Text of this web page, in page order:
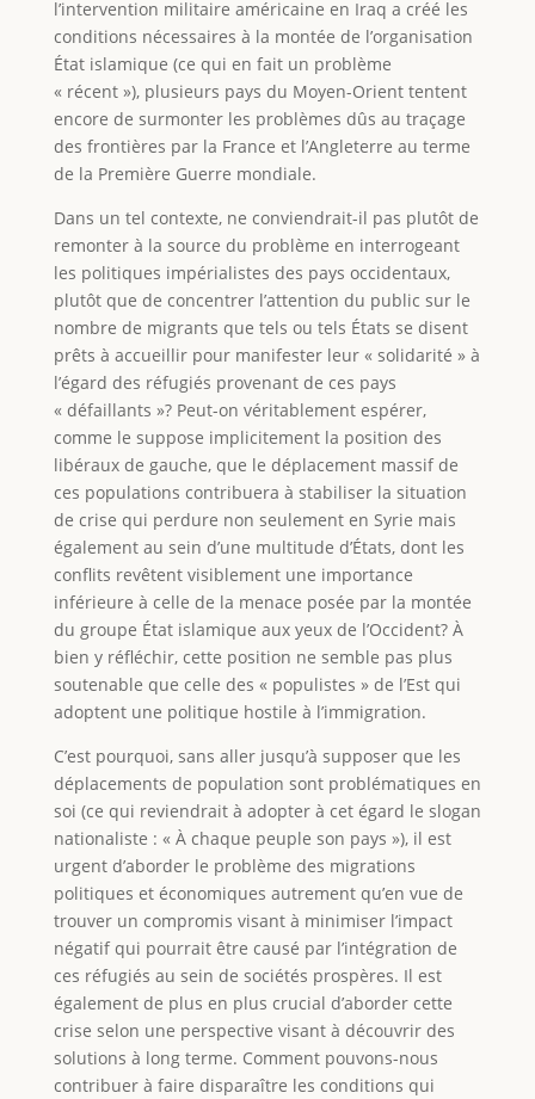
l’intervention militaire américaine en Iraq a créé les
conditions nécessaires à la montée de l’organisation
État islamique (ce qui en fait un problème
« récent »), plusieurs pays du Moyen-Orient tentent
encore de surmonter les problèmes dûs au traçage
des frontières par la France et l’Angleterre au terme
de la Première Guerre mondiale.
Dans un tel contexte, ne conviendrait-il pas plutôt de
remonter à la source du problème en interrogeant
les politiques impérialistes des pays occidentaux,
plutôt que de concentrer l’attention du public sur le
nombre de migrants que tels ou tels États se disent
prêts à accueillir pour manifester leur « solidarité » à
l’égard des réfugiés provenant de ces pays
« défaillants »? Peut-on véritablement espérer,
comme le suppose implicitement la position des
libéraux de gauche, que le déplacement massif de
ces populations contribuera à stabiliser la situation
de crise qui perdure non seulement en Syrie mais
également au sein d’une multitude d’États, dont les
conflits revêtent visiblement une importance
inférieure à celle de la menace posée par la montée
du groupe État islamique aux yeux de l’Occident? À
bien y réfléchir, cette position ne semble pas plus
soutenable que celle des « populistes » de l’Est qui
adoptent une politique hostile à l’immigration.
C’est pourquoi, sans aller jusqu’à supposer que les
déplacements de population sont problématiques en
soi (ce qui reviendrait à adopter à cet égard le slogan
nationaliste : « À chaque peuple son pays »), il est
urgent d’aborder le problème des migrations
politiques et économiques autrement qu’en vue de
trouver un compromis visant à minimiser l’impact
négatif qui pourrait être causé par l’intégration de
ces réfugiés au sein de sociétés prospères. Il est
également de plus en plus crucial d’aborder cette
crise selon une perspective visant à découvrir des
solutions à long terme. Comment pouvons-nous
contribuer à faire disparaître les conditions qui